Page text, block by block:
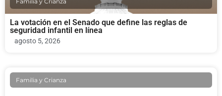
La votación en el Senado que define las reglas de
seguridad infantil en línea
agosto 5, 2026
Familia y Crianza